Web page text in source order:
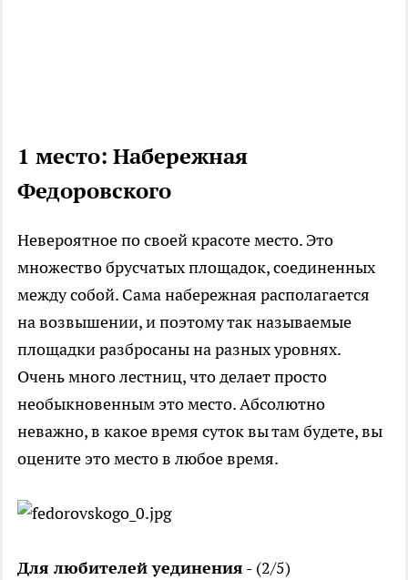
1 место: Набережная
Федоровского
Невероятное по своей красоте место. Это
множество брусчатых площадок, соединенных
между собой. Сама набережная располагается
на возвышении, и поэтому так называемые
площадки разбросаны на разных уровнях.
Очень много лестниц, что делает просто
необыкновенным это место. Абсолютно
неважно, в какое время суток вы там будете, вы
оцените это место в любое время.
Для любителей уединения - (2/5)